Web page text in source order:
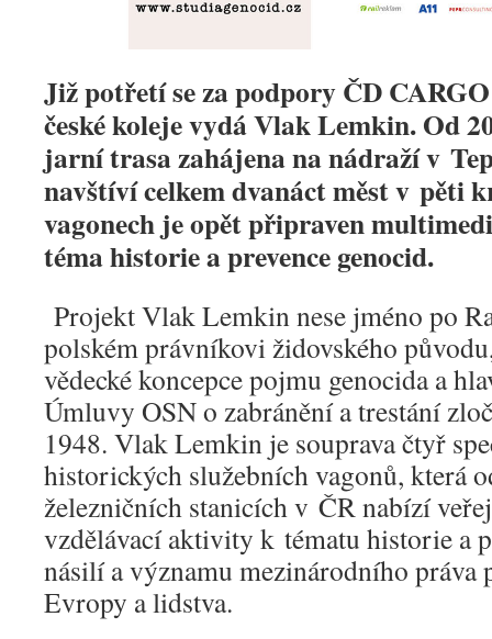
Již potřetí se za podpory ČD
české koleje vydá Vlak Lemkin. Od
jarní trasa zahájena na nádraží v
navštíví celkem dvanáct měst v pěti
vagonech je opět připraven
téma historie a prevence genocid.
Projekt Vlak Lemkin nese jméno po
polském právníkovi židovského
vědecké koncepce pojmu genocida a
Úmluvy OSN o zabránění a trestání
1948. Vlak Lemkin je souprava čtyř
historických služebních vagonů, která
železničních stanicích v ČR nabízí
vzdělávací aktivity k tématu historie a
násilí a významu mezinárodního práva
Evropy a lidstva.